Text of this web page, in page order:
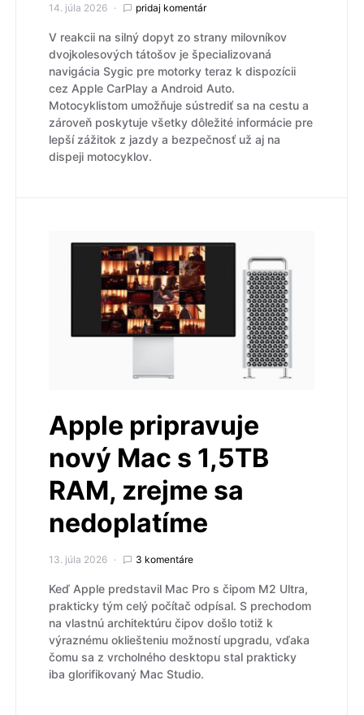
14. júla 2026 pridaj komentár
V reakcii na silný dopyt zo strany milovníkov
dvojkolesových tátošov je špecializovaná
navigácia Sygic pre motorky teraz k dispozícii
cez Apple CarPlay a Android Auto.
Motocyklistom umožňuje sústrediť sa na cestu a
zároveň poskytuje všetky dôležité informácie pre
lepší zážitok z jazdy a bezpečnosť už aj na
dispeji motocyklov.
Apple pripravuje
nový Mac s 1,5TB
RAM, zrejme sa
nedoplatíme
13. júla 2026 3 komentáre
Keď Apple predstavil Mac Pro s čipom M2 Ultra,
prakticky tým celý počítač odpísal. S prechodom
na vlastnú architektúru čipov došlo totiž k
výraznému okliešteniu možností upgradu, vďaka
čomu sa z vrcholného desktopu stal prakticky
iba glorifikovaný Mac Studio.